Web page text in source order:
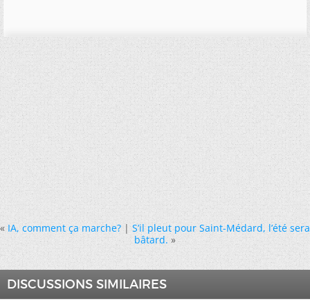
« IA, comment ça marche?|S’il pleut pour Saint-Médard, l’été sera
bâtard. »
DISCUSSIONS SIMILAIRES